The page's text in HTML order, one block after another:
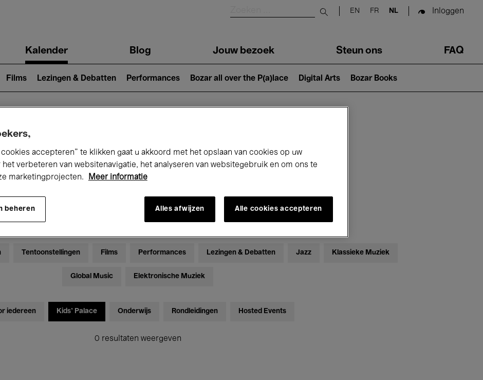
Submit search
EN FR NL Inloggen
Kalender Blog Jouw bezoek Steun ons FAQ
Films Lezingen & Debatten Performances Bozar all over the P(a)lace Digital Arts Bozar Books
Nu bij Bozar
Vrijdag 15 - Zaterdag 23 Mei 2026
Tentoonstellingen Films Performances Lezingen & Debatten Jazz Klassieke Muziek
Global Music Elektronische Muziek
iedereen Kids’ Palace Onderwijs Rondleidingen Hosted Events
0 resultaten weergeven
cookies accepteren” te klikken gaat u akkoord met het opslaan van cookies op uw
het verbeteren van websitenavigatie, het analyseren van websitegebruik en om ons te
marketingprojecten.
Meer informatie
beheren Alles afwijzen Alle cookies accepteren